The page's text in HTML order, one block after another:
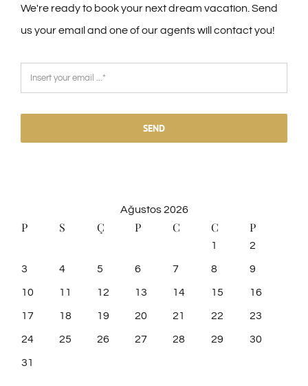
We're ready to book your next dream vacation. Send
us your email and one of our agents will contact you!
SEND
Ağustos 2026
P S Ç P C C P
1 2
3 4 5 6 7 8 9
10 11 12 13 14 15 16
17 18 19 20 21 22 23
24 25 26 27 28 29 30
31